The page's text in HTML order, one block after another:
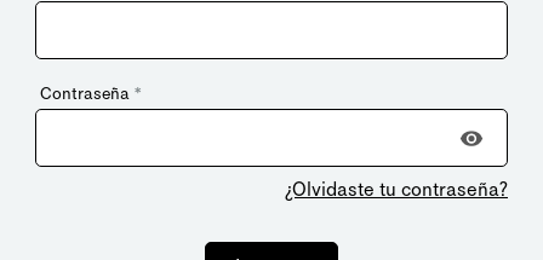
Contraseña *
¿Olvidaste tu contraseña?